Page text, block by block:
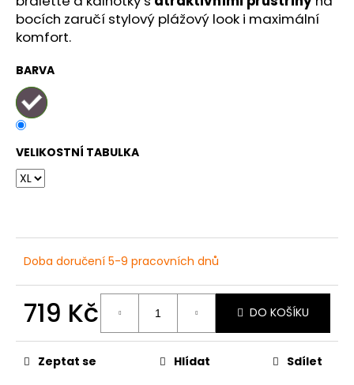
bocích zaručí stylový plážový look i maximální
komfort.
BARVA
VELIKOSTNÍ TABULKA
Doba doručení 5-9 pracovních dnů
719 Kč
cena:
DO KOŠÍKU
Zeptat se Hlídat Sdílet
D
o
p
o
r
u
č
u
j
e
DÁMSKÉ
ČERNÉ
MINI
ŠATY
BOHO